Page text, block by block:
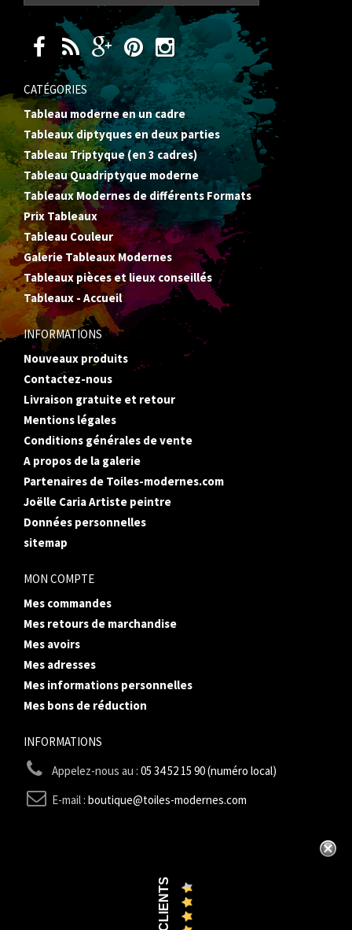
CATÉGORIES
Tableau moderne en un cadre
Tableaux diptyques en deux parties
Tableau Triptyque (en 3 cadres)
Tableau Quadriptyque moderne
Tableaux Modernes de différents Formats
Prix Tableaux
Tableau Couleur
Galerie Tableaux Modernes
Tableaux pièces et lieux conseillés
Tableaux - Accueil
INFORMATIONS
Nouveaux produits
Contactez-nous
Livraison gratuite et retour
Mentions légales
Conditions générales de vente
A propos de la galerie
Partenaires de Toiles-modernes.com
Joëlle Caria Artiste peintre
Données personnelles
sitemap
MON COMPTE
Mes commandes
Mes retours de marchandise
Mes avoirs
Mes adresses
Mes informations personnelles
Mes bons de réduction
INFORMATIONS
Appelez-nous au : 05 34 52 15 90 (numéro local)
E-mail : boutique@toiles-modernes.com